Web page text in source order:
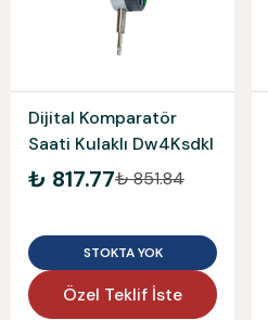
Dijital Komparatör
Saati Kulaklı Dw4Ksdkl
₺ 817.77₺ 851.84
STOKTA YOK
Özel Teklif İste